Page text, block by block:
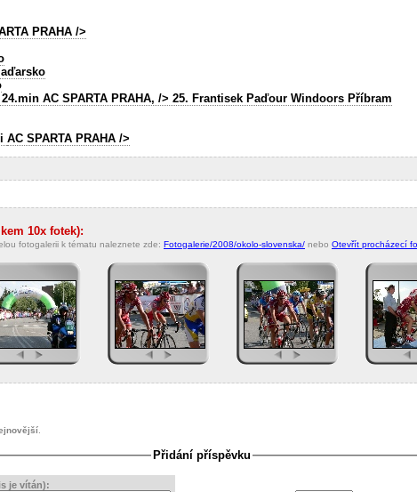
PRAHA />
AC SPARTA PRAHA, /> 25. Frantisek Paďour Windoors Příbram
AC SPARTA PRAHA />
10x fotek):
fotogalerii k tématu naleznete zde: Fotogalerie/2008/okolo-slovenska/ nebo Otevřít procházecí
.
Přidání příspěvku
je vítán):